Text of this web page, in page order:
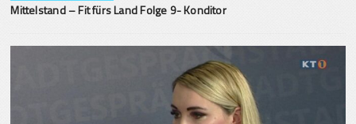
Mittelstand – Fit fürs Land Folge 9- Konditor